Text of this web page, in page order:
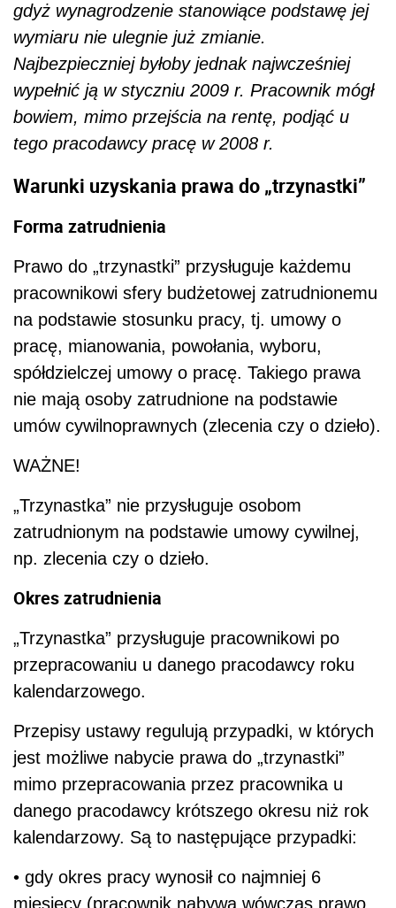
gdyż wynagrodzenie stanowiące podstawę jej
wymiaru nie ulegnie już zmianie.
Najbezpieczniej byłoby jednak najwcześniej
wypełnić ją w styczniu 2009 r. Pracownik mógł
bowiem, mimo przejścia na rentę, podjąć u
tego pracodawcy pracę w 2008 r.
Warunki uzyskania prawa do „trzynastki”
Forma zatrudnienia
Prawo do „trzynastki” przysługuje każdemu
pracownikowi sfery budżetowej zatrudnionemu
na podstawie stosunku pracy, tj. umowy o
pracę, mianowania, powołania, wyboru,
spółdzielczej umowy o pracę. Takiego prawa
nie mają osoby zatrudnione na podstawie
umów cywilnoprawnych (zlecenia czy o dzieło).
WAŻNE!
„Trzynastka” nie przysługuje osobom
zatrudnionym na podstawie umowy cywilnej,
np. zlecenia czy o dzieło.
Okres zatrudnienia
„Trzynastka” przysługuje pracownikowi po
przepracowaniu u danego pracodawcy roku
kalendarzowego.
Przepisy ustawy regulują przypadki, w których
jest możliwe nabycie prawa do „trzynastki”
mimo przepracowania przez pracownika u
danego pracodawcy krótszego okresu niż rok
kalendarzowy. Są to następujące przypadki:
• gdy okres pracy wynosił co najmniej 6
miesięcy (pracownik nabywa wówczas prawo